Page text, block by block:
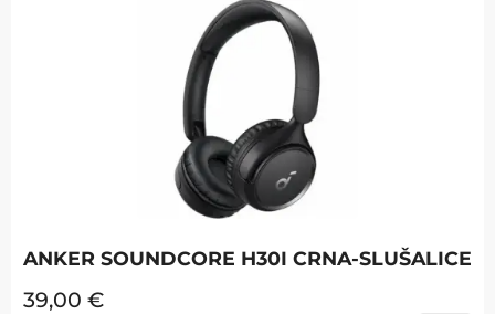
ANKER SOUNDCORE H30I CRNA-SLUŠALICE
39,00 €